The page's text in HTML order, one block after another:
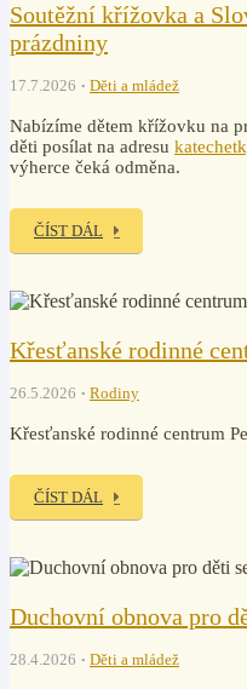
Soutěžní křížovka a
prázdniny
17.7.2026 Děti a mládež
Nabízíme dětem křížovku na
děti posílat na adresu
výherce čeká odměna.
ČÍST DÁL
Křesťanské rodinné
26.5.2026 Rodiny
Křesťanské rodinné centrum
ČÍST DÁL
Duchovní obnova pro
28.4.2026 Děti a mládež